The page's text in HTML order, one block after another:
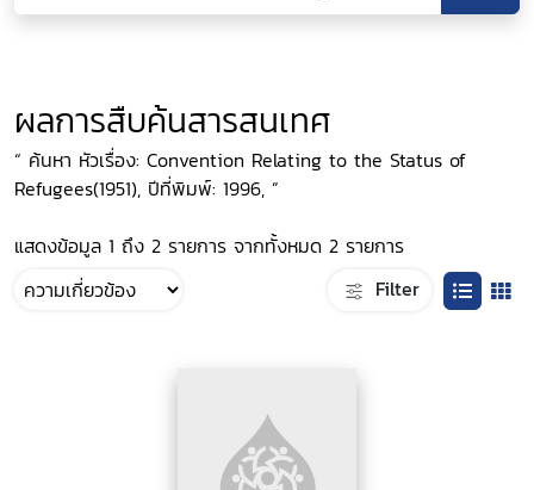
ผลการสืบค้นสารสนเทศ
“ ค้นหา หัวเรื่อง: Convention Relating to the Status of
Refugees(1951), ปีที่พิมพ์: 1996, ”
แสดงข้อมูล 1 ถึง 2 รายการ จากทั้งหมด 2 รายการ
Filter